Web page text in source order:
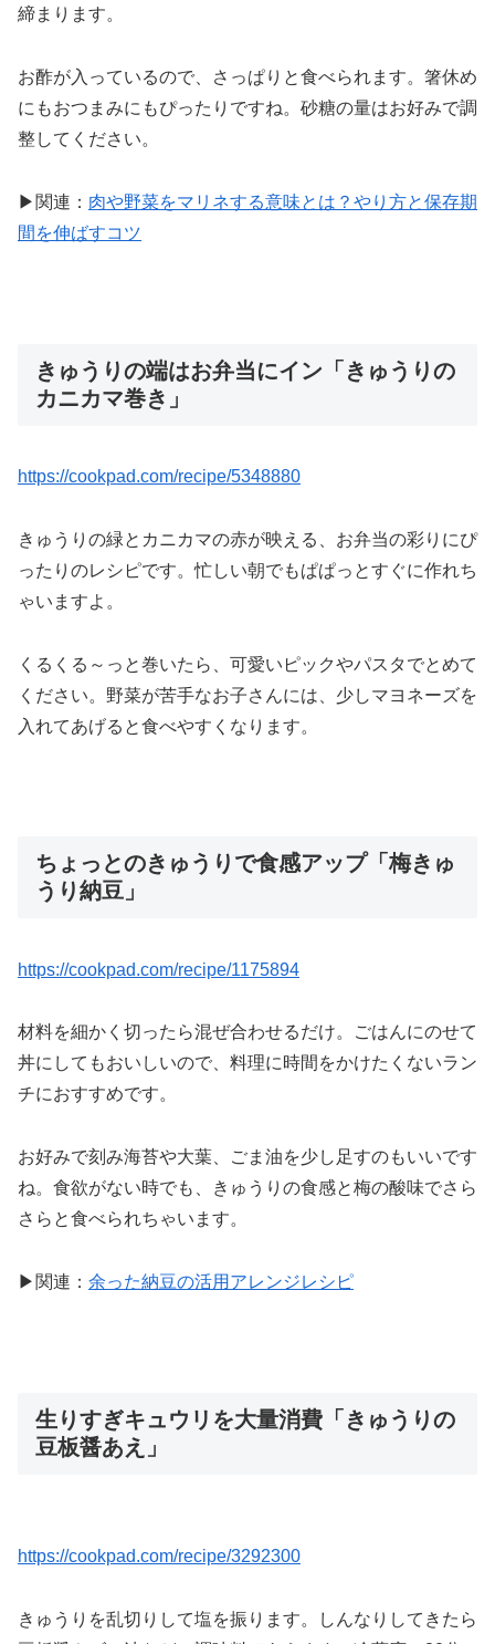
締まります。
お酢が入っているので、さっぱりと食べられます。箸休め
にもおつまみにもぴったりですね。砂糖の量はお好みで調
整してください。
▶関連： 肉や野菜をマリネする意味とは？やり方と保存期
間を伸ばすコツ
きゅうりの端はお弁当にイン「きゅうりの
カニカマ巻き」
https://cookpad.com/recipe/5348880
きゅうりの緑とカニカマの赤が映える、お弁当の彩りにぴ
ったりのレシピです。忙しい朝でもぱぱっとすぐに作れち
ゃいますよ。
くるくる～っと巻いたら、可愛いピックやパスタでとめて
ください。野菜が苦手なお子さんには、少しマヨネーズを
入れてあげると食べやすくなります。
ちょっとのきゅうりで食感アップ「梅きゅ
うり納豆」
https://cookpad.com/recipe/1175894
材料を細かく切ったら混ぜ合わせるだけ。ごはんにのせて
丼にしてもおいしいので、料理に時間をかけたくないラン
チにおすすめです。
お好みで刻み海苔や大葉、ごま油を少し足すのもいいです
ね。食欲がない時でも、きゅうりの食感と梅の酸味でさら
さらと食べられちゃいます。
▶関連： 余った納豆の活用アレンジレシピ
生りすぎキュウリを大量消費「きゅうりの
豆板醤あえ」
https://cookpad.com/recipe/3292300
きゅうりを乱切りして塩を振ります。しんなりしてきたら